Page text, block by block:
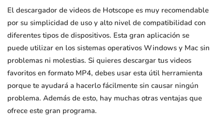
El descargador de videos de Hotscope es muy recomendable
por su simplicidad de uso y alto nivel de compatibilidad con
diferentes tipos de dispositivos. Esta gran aplicación se
puede utilizar en los sistemas operativos Windows y Mac sin
problemas ni molestias. Si quieres descargar tus videos
favoritos en formato MP4, debes usar esta útil herramienta
porque te ayudará a hacerlo fácilmente sin causar ningún
problema. Además de esto, hay muchas otras ventajas que
ofrece este gran programa.